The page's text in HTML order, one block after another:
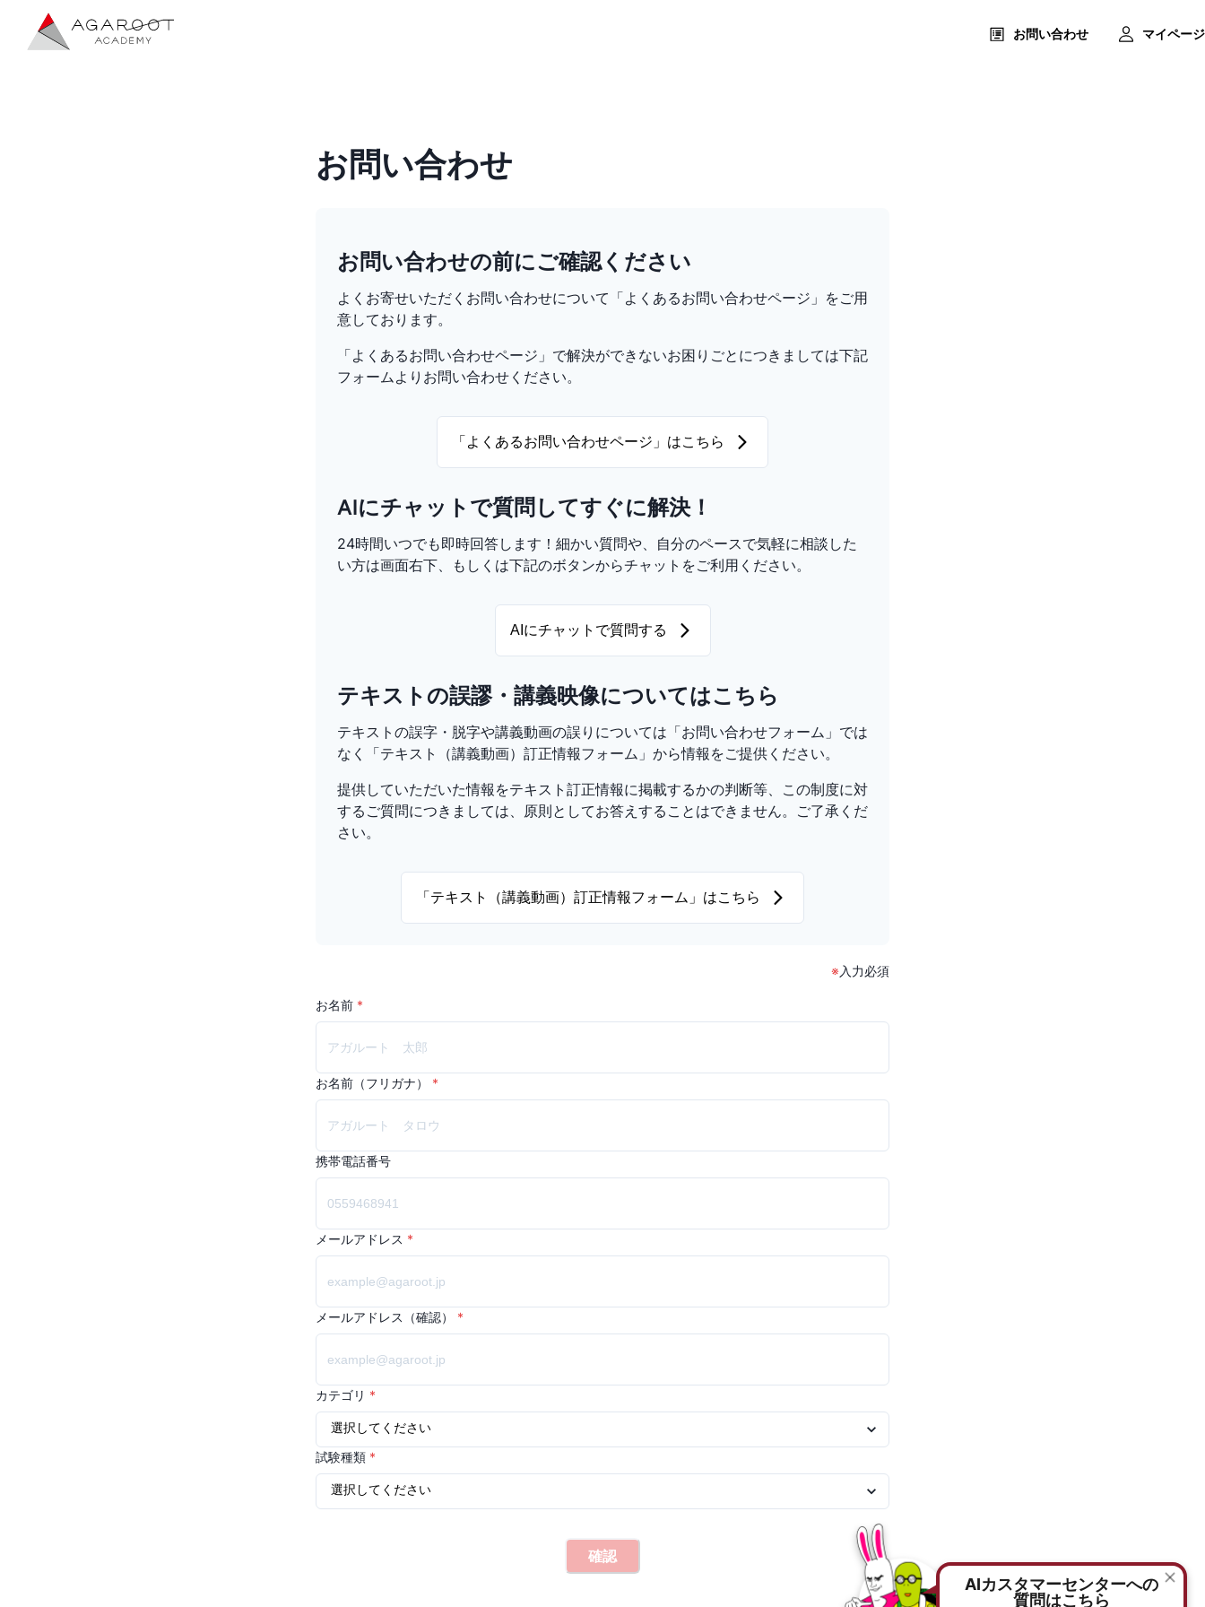
お問い合わせ マイページ
お問い合わせ
お問い合わせの前にご確認ください
よくお寄せいただくお問い合わせについて「よくあるお問い合わせページ」をご用
意しております。
「よくあるお問い合わせページ」で解決ができないお困りごとにつきましては下記
フォームよりお問い合わせください。
「よくあるお問い合わせページ」はこちら
AIにチャットで質問してすぐに解決！
24時間いつでも即時回答します！細かい質問や、自分のペースで気軽に相談した
い方は画面右下、もしくは下記のボタンからチャットをご利用ください。
AIにチャットで質問する
テキストの誤謬・講義映像についてはこちら
テキストの誤字・脱字や講義動画の誤りについては「お問い合わせフォーム」では
なく「テキスト（講義動画）訂正情報フォーム」から情報をご提供ください。
提供していただいた情報をテキスト訂正情報に掲載するかの判断等、この制度に対
するご質問につきましては、原則としてお答えすることはできません。ご了承くだ
さい。
「テキスト（講義動画）訂正情報フォーム」はこちら
※ 入力必須
お名前 *
お名前（フリガナ） *
携帯電話番号
メールアドレス *
メールアドレス（確認） *
カテゴリ *
試験種類 *
確認
AIカスタマーセンターへの
質問はこちら